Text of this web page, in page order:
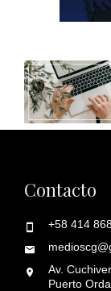
Contacto
+58 414
Av.
Puerto